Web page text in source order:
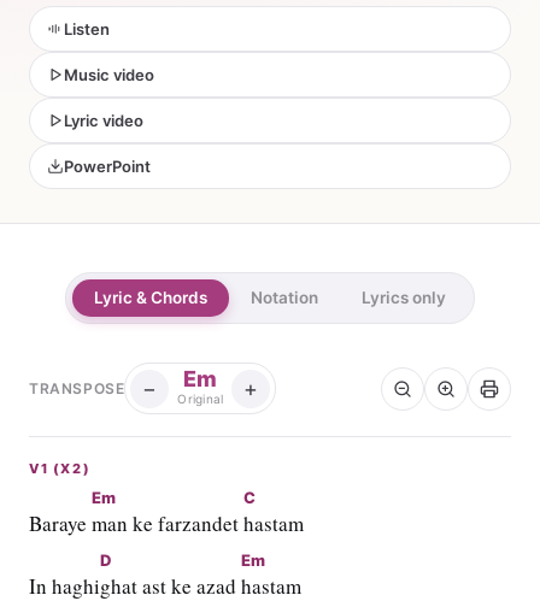
Listen
Music video
Lyric video
PowerPoint
Lyric & Chords Notation Lyrics only
TRANSPOSE − Em
Original +
V1 (X2)
Baraye
Em
man ke farzandet
C
hastam
In haghi
D
ghat ast ke azad
Em
hastam